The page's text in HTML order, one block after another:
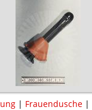
| Frauendusche |